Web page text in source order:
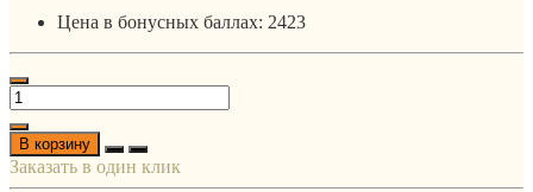
Цена в бонусных баллах: 2423
В корзину
Заказать в один клик